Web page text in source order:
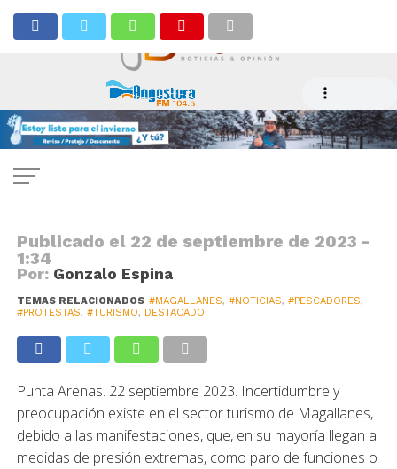
Gremios del Turismo expresan su
profunda preocupación por
movilizaciones sociales
Publicado el 22 de septiembre de 2023 -
1:34
Por: Gonzalo Espina
TEMAS RELACIONADOS #MAGALLANES, #NOTICIAS, #PESCADORES,
#PROTESTAS, #TURISMO, DESTACADO
Punta Arenas. 22 septiembre 2023. Incertidumbre y
preocupación existe en el sector turismo de Magallanes,
debido a las manifestaciones, que, en su mayoría llegan a
medidas de presión extremas, como paro de funciones o